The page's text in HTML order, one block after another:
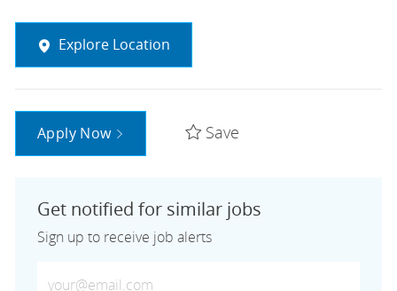
Explore Location
Apply Now Save
Get notified for similar jobs
Sign up to receive job alerts